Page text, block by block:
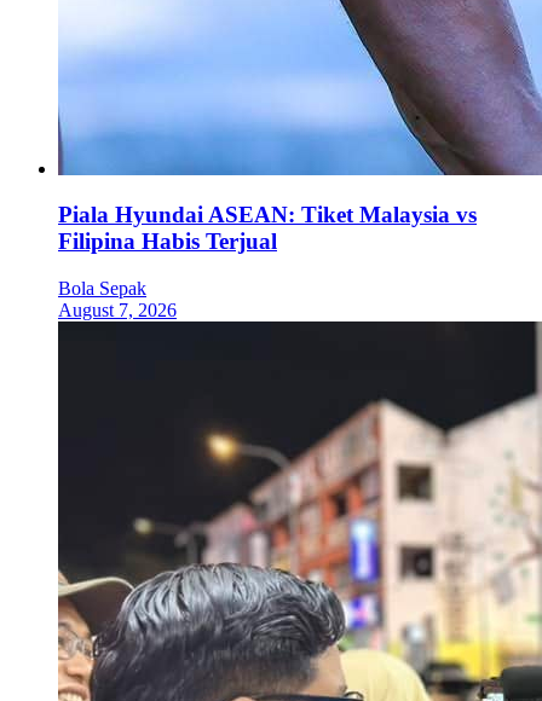
Piala Hyundai ASEAN: Tiket Malaysia vs
Filipina Habis Terjual
Bola Sepak
August 7, 2026